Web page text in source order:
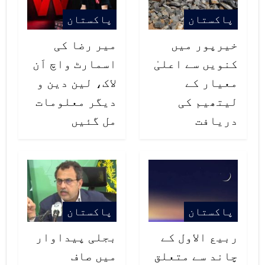
پاکستان
خیرپور میں
کنویں سے اعلیٰ
معیار کے
لیتھیم کی
دریافت
پاکستان
میر رضا کی
اسمارٹ واچ اَن
لاک، لین دین و
دیگر معلومات
مل گئیں
پاکستان
ربیع الاول کے
چاند سے متعلق
پاکستان
بجلی پیداوار
میں صاف